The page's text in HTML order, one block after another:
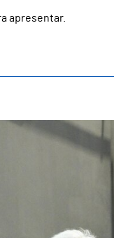
apresentar.
estende a